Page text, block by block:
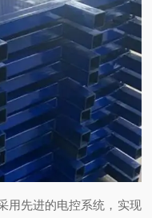
用先进的电控系统，实现